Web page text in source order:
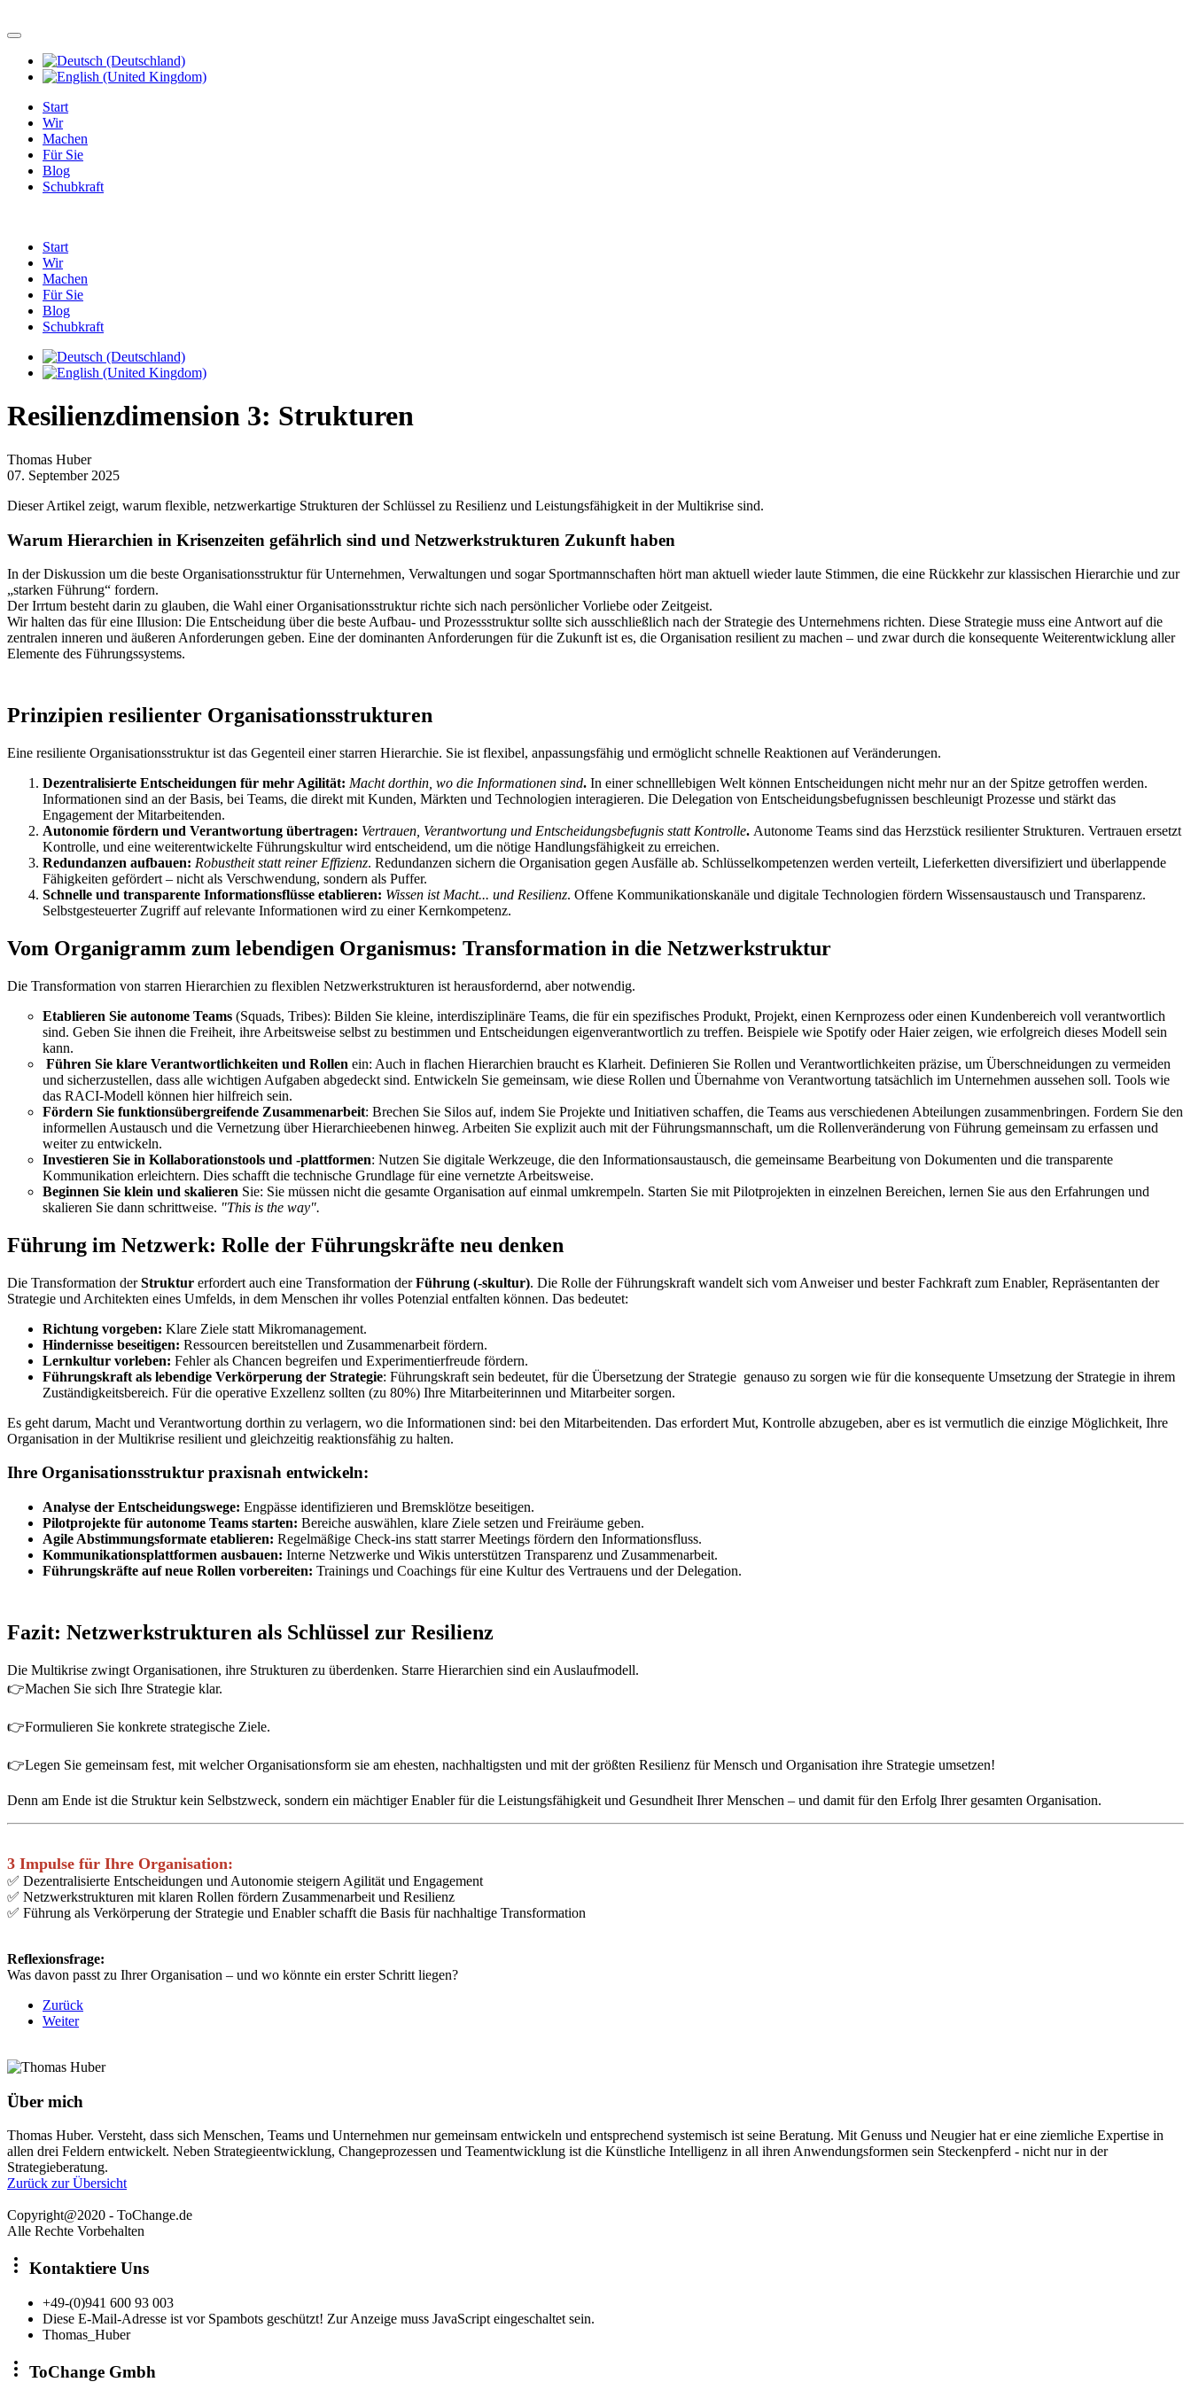
Start
Wir
Machen
Für Sie
Blog
Schubkraft
Start
Wir
Machen
Für Sie
Blog
Schubkraft
Resilienzdimension 3: Strukturen
Thomas Huber
07. September 2025
Dieser Artikel zeigt, warum flexible, netzwerkartige Strukturen der Schlüssel zu Resilienz und Leistungsfähigkeit in der Multikrise sind.
Warum Hierarchien in Krisenzeiten gefährlich sind und Netzwerkstrukturen Zukunft haben
In der Diskussion um die beste Organisationsstruktur für Unternehmen, Verwaltungen und sogar Sportmannschaften hört man aktuell wieder laute Stimmen, die eine Rückkehr zur klassischen Hierarchie und zur
„starken Führung“ fordern.
Der Irrtum besteht darin zu glauben, die Wahl einer Organisationsstruktur richte sich nach persönlicher Vorliebe oder Zeitgeist.
Wir halten das für eine Illusion: Die Entscheidung über die beste Aufbau- und Prozessstruktur sollte sich ausschließlich nach der Strategie des Unternehmens richten. Diese Strategie muss eine Antwort auf die
zentralen inneren und äußeren Anforderungen geben. Eine der dominanten Anforderungen für die Zukunft ist es, die Organisation resilient zu machen – und zwar durch die konsequente Weiterentwicklung aller
Elemente des Führungssystems.
Prinzipien resilienter Organisationsstrukturen
Eine resiliente Organisationsstruktur ist das Gegenteil einer starren Hierarchie. Sie ist flexibel, anpassungsfähig und ermöglicht schnelle Reaktionen auf Veränderungen.
Dezentralisierte Entscheidungen für mehr Agilität: Macht dorthin, wo die Informationen sind. In einer schnelllebigen Welt können Entscheidungen nicht mehr nur an der Spitze getroffen werden.
Informationen sind an der Basis, bei Teams, die direkt mit Kunden, Märkten und Technologien interagieren. Die Delegation von Entscheidungsbefugnissen beschleunigt Prozesse und stärkt das
Engagement der Mitarbeitenden.
Autonomie fördern und Verantwortung übertragen: Vertrauen, Verantwortung und Entscheidungsbefugnis statt Kontrolle. Autonome Teams sind das Herzstück resilienter Strukturen. Vertrauen ersetzt
Kontrolle, und eine weiterentwickelte Führungskultur wird entscheidend, um die nötige Handlungsfähigkeit zu erreichen.
Redundanzen aufbauen: Robustheit statt reiner Effizienz. Redundanzen sichern die Organisation gegen Ausfälle ab. Schlüsselkompetenzen werden verteilt, Lieferketten diversifiziert und überlappende
Fähigkeiten gefördert – nicht als Verschwendung, sondern als Puffer.
Schnelle und transparente Informationsflüsse etablieren: Wissen ist Macht... und Resilienz. Offene Kommunikationskanäle und digitale Technologien fördern Wissensaustausch und Transparenz.
Selbstgesteuerter Zugriff auf relevante Informationen wird zu einer Kernkompetenz.
Vom Organigramm zum lebendigen Organismus: Transformation in die Netzwerkstruktur
Die Transformation von starren Hierarchien zu flexiblen Netzwerkstrukturen ist herausfordernd, aber notwendig.
Etablieren Sie autonome Teams (Squads, Tribes): Bilden Sie kleine, interdisziplinäre Teams, die für ein spezifisches Produkt, Projekt, einen Kernprozess oder einen Kundenbereich voll verantwortlich
sind. Geben Sie ihnen die Freiheit, ihre Arbeitsweise selbst zu bestimmen und Entscheidungen eigenverantwortlich zu treffen. Beispiele wie Spotify oder Haier zeigen, wie erfolgreich dieses Modell sein
kann.
Führen Sie klare Verantwortlichkeiten und Rollen ein: Auch in flachen Hierarchien braucht es Klarheit. Definieren Sie Rollen und Verantwortlichkeiten präzise, um Überschneidungen zu vermeiden
und sicherzustellen, dass alle wichtigen Aufgaben abgedeckt sind. Entwickeln Sie gemeinsam, wie diese Rollen und Übernahme von Verantwortung tatsächlich im Unternehmen aussehen soll. Tools wie
das RACI-Modell können hier hilfreich sein.
Fördern Sie funktionsübergreifende Zusammenarbeit: Brechen Sie Silos auf, indem Sie Projekte und Initiativen schaffen, die Teams aus verschiedenen Abteilungen zusammenbringen. Fordern Sie den
informellen Austausch und die Vernetzung über Hierarchieebenen hinweg. Arbeiten Sie explizit auch mit der Führungsmannschaft, um die Rollenveränderung von Führung gemeinsam zu erfassen und
weiter zu entwickeln.
Investieren Sie in Kollaborationstools und -plattformen: Nutzen Sie digitale Werkzeuge, die den Informationsaustausch, die gemeinsame Bearbeitung von Dokumenten und die transparente
Kommunikation erleichtern. Dies schafft die technische Grundlage für eine vernetzte Arbeitsweise.
Beginnen Sie klein und skalieren Sie: Sie müssen nicht die gesamte Organisation auf einmal umkrempeln. Starten Sie mit Pilotprojekten in einzelnen Bereichen, lernen Sie aus den Erfahrungen und
skalieren Sie dann schrittweise. "This is the way".
Führung im Netzwerk: Rolle der Führungskräfte neu denken
Die Transformation derStruktur erfordert auch eine Transformation derFührung (-skultur). Die Rolle der Führungskraft wandelt sich vom Anweiser und bester Fachkraft zum Enabler, Repräsentanten der
Strategie und Architekten eines Umfelds, in dem Menschen ihr volles Potenzial entfalten können. Das bedeutet:
Richtung vorgeben: Klare Ziele statt Mikromanagement.
Hindernisse beseitigen: Ressourcen bereitstellen und Zusammenarbeit fördern.
Lernkultur vorleben: Fehler als Chancen begreifen und Experimentierfreude fördern.
Führungskraft als lebendige Verkörperung der Strategie: Führungskraft sein bedeutet, für die Übersetzung der Strategie genauso zu sorgen wie für die konsequente Umsetzung der Strategie in ihrem
Zuständigkeitsbereich. Für die operative Exzellenz sollten (zu 80%) Ihre Mitarbeiterinnen und Mitarbeiter sorgen.
Es geht darum, Macht und Verantwortung dorthin zu verlagern, wo die Informationen sind: bei den Mitarbeitenden. Das erfordert Mut, Kontrolle abzugeben, aber es ist vermutlich die einzige Möglichkeit, Ihre
Organisation in der Multikrise resilient und gleichzeitig reaktionsfähig zu halten.
Ihre Organisationsstruktur praxisnah entwickeln:
Analyse der Entscheidungswege: Engpässe identifizieren und Bremsklötze beseitigen.
Pilotprojekte für autonome Teams starten: Bereiche auswählen, klare Ziele setzen und Freiräume geben.
Agile Abstimmungsformate etablieren: Regelmäßige Check-ins statt starrer Meetings fördern den Informationsfluss.
Kommunikationsplattformen ausbauen: Interne Netzwerke und Wikis unterstützen Transparenz und Zusammenarbeit.
Führungskräfte auf neue Rollen vorbereiten: Trainings und Coachings für eine Kultur des Vertrauens und der Delegation.
Fazit: Netzwerkstrukturen als Schlüssel zur Resilienz
Die Multikrise zwingt Organisationen, ihre Strukturen zu überdenken. Starre Hierarchien sind ein Auslaufmodell.
👉Machen Sie sich Ihre Strategie klar.
👉Formulieren Sie konkrete strategische Ziele.
👉Legen Sie gemeinsam fest, mit welcher Organisationsform sie am ehesten, nachhaltigsten und mit der größten Resilienz für Mensch und Organisation ihre Strategie umsetzen!
Denn am Ende ist die Struktur kein Selbstzweck, sondern ein mächtiger Enabler für die Leistungsfähigkeit und Gesundheit Ihrer Menschen – und damit für den Erfolg Ihrer gesamten Organisation.
3 Impulse für Ihre Organisation:
✅ Dezentralisierte Entscheidungen und Autonomie steigern Agilität und Engagement
✅ Netzwerkstrukturen mit klaren Rollen fördern Zusammenarbeit und Resilienz
✅ Führung als Verkörperung der Strategie und Enabler schafft die Basis für nachhaltige Transformation
Reflexionsfrage:
Was davon passt zu Ihrer Organisation – und wo könnte ein erster Schritt liegen?
Zurück
Weiter
Über mich
Thomas Huber. Versteht, dass sich Menschen, Teams und Unternehmen nur gemeinsam entwickeln und entsprechend systemisch ist seine Beratung. Mit Genuss und Neugier hat er eine ziemliche Expertise in
allen drei Feldern entwickelt. Neben Strategieentwicklung, Changeprozessen und Teamentwicklung ist die Künstliche Intelligenz in all ihren Anwendungsformen sein Steckenpferd - nicht nur in der
Strategieberatung.
Zurück zur Übersicht
Copyright@2020 - ToChange.de
Alle Rechte Vorbehalten
Kontaktiere Uns
+49-(0)941 600 93 003
Diese E-Mail-Adresse ist vor Spambots geschützt! Zur Anzeige muss JavaScript eingeschaltet sein.
Thomas_Huber
ToChange Gmbh